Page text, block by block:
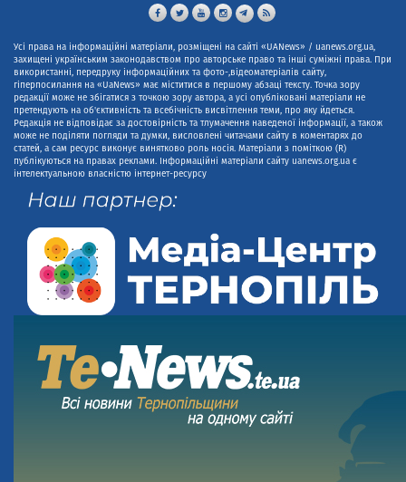
Усі права на інформаційні матеріали, розміщені на сайті «UANews» / uanews.org.ua,
захищені українським законодавством про авторське право та інші суміжні права. При
використанні, передруку інформаційних та фото-,відеоматеріалів сайту,
гіперпосилання на «UaNews» має міститися в першому абзаці тексту. Точка зору
редакції може не збігатися з точкою зору автора, а усі опубліковані матеріали не
претендують на об'єктивність та всебічність висвітлення теми, про яку йдеться.
Редакція не відповідає за достовірність та тлумачення наведеної інформації, а також
може не поділяти погляди та думки, висловлені читачами сайту в коментарях до
статей, а сам ресурс виконує винятково роль носія. Матеріали з поміткою (R)
публікуються на правах реклами. Інформаційні матеріали сайту uanews.org.ua є
інтелектуальною власністю інтернет-ресурсу